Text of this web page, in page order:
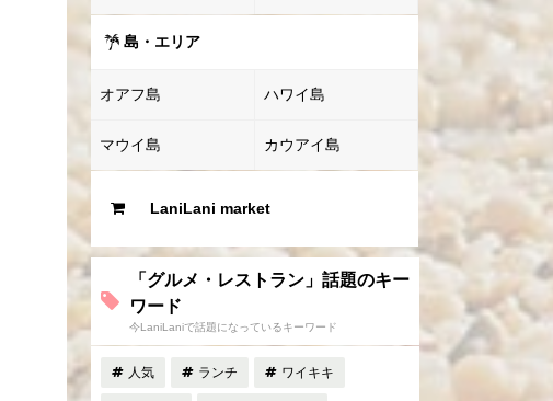
島・エリア
オアフ島 ハワイ島
マウイ島 カウアイ島
LaniLani market
「グルメ・レストラン」話題のキー
ワード
今LaniLaniで話題になっているキーワード
人気 ランチ ワイキキ